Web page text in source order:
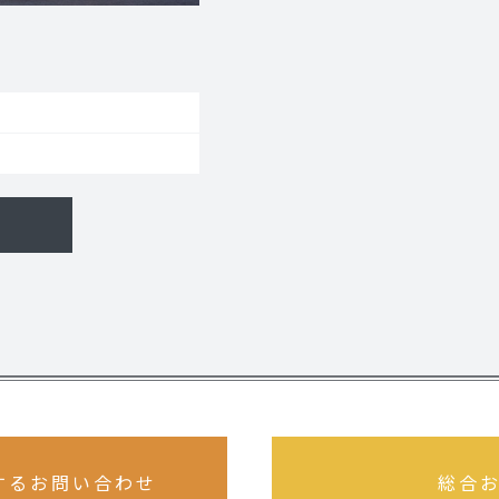
お問い合わせ 総合